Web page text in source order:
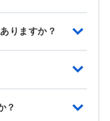
りますか？
？